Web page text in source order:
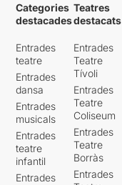
Categories
destacades
Entrades
teatre
Entrades
dansa
Entrades
musicals
Entrades
teatre
infantil
Entrades
Teatres
destacats
Entrades
Teatre
Tívoli
Entrades
Teatre
Coliseum
Entrades
Teatre
Borràs
Entrades